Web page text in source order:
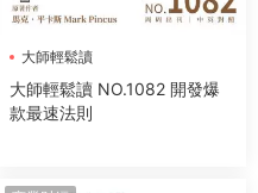
大師輕鬆讀
大師輕鬆讀 NO.1082 開發爆
款最速法則